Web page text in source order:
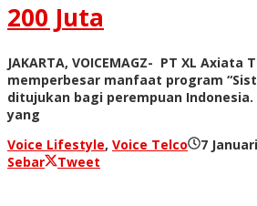
200 Juta
JAKARTA, VOICEMAGZ- PT XL
memperbesar manfaat program
ditujukan bagi perempuan Indonesia.
yang
Voice Lifestyle, Voice Telco 7
Sebar
Tweet